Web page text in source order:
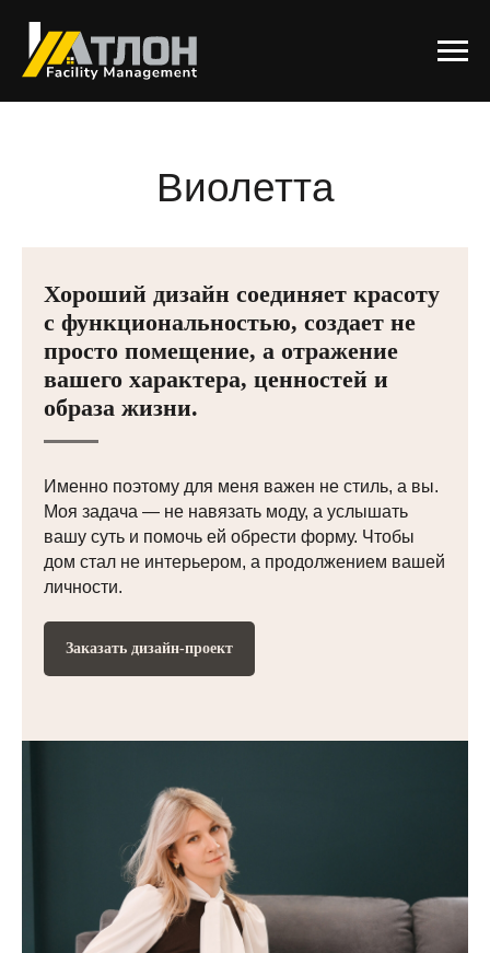
Виолетта
Хороший дизайн соединяет красоту
с функциональностью, создает не
просто помещение, а отражение
вашего характера, ценностей и
образа жизни.
Именно поэтому для меня важен не стиль, а вы.
Моя задача — не навязать моду, а услышать
вашу суть и помочь ей обрести форму. Чтобы
дом стал не интерьером, а продолжением вашей
личности.
Заказать дизайн-проект